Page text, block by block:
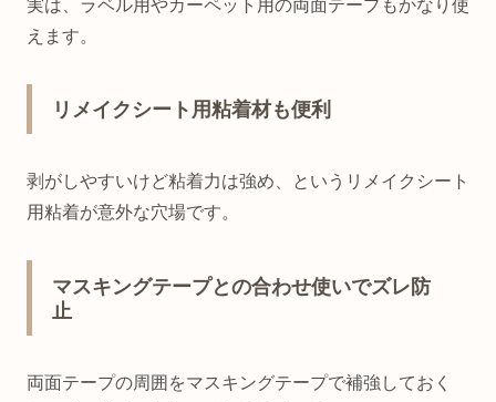
実は、ラベル用やカーペット用の両面テープもかなり使
えます。
リメイクシート用粘着材も便利
剥がしやすいけど粘着力は強め、というリメイクシート
用粘着が意外な穴場です。
マスキングテープとの合わせ使いでズレ防
止
両面テープの周囲をマスキングテープで補強しておく